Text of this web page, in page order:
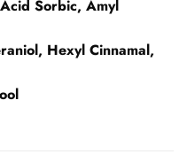
Sorbic, Amyl
Hexyl Cinnamal,